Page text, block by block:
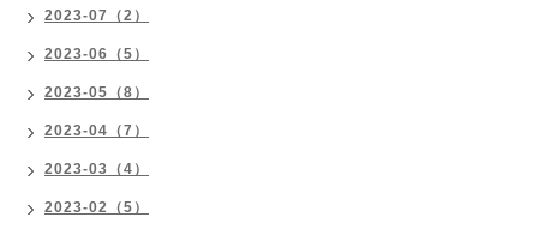
2023-07（2）
2023-06（5）
2023-05（8）
2023-04（7）
2023-03（4）
2023-02（5）